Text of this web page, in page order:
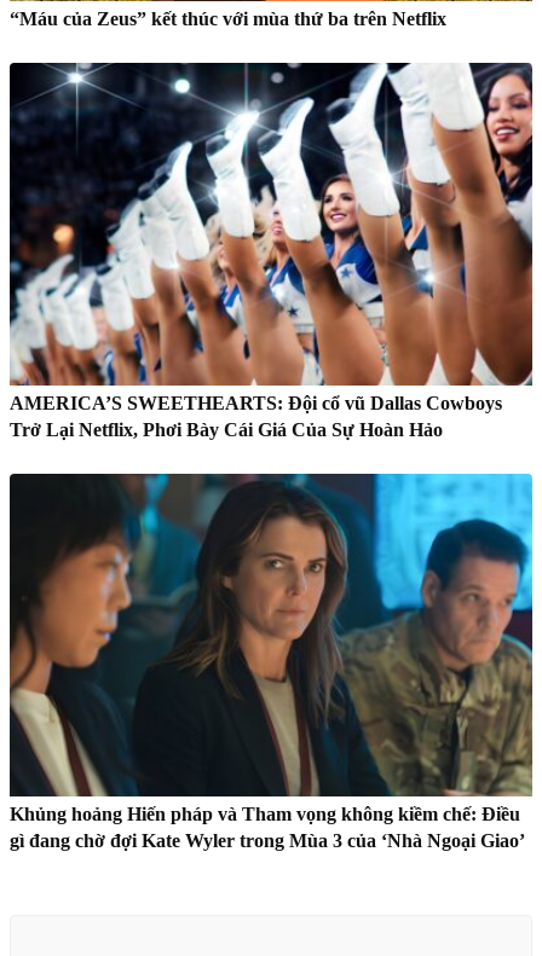
“Máu của Zeus” kết thúc với mùa thứ ba trên Netflix
AMERICA’S SWEETHEARTS: Đội cổ vũ Dallas Cowboys
Trở Lại Netflix, Phơi Bày Cái Giá Của Sự Hoàn Hảo
Khủng hoảng Hiến pháp và Tham vọng không kiềm chế: Điều
gì đang chờ đợi Kate Wyler trong Mùa 3 của ‘Nhà Ngoại Giao’